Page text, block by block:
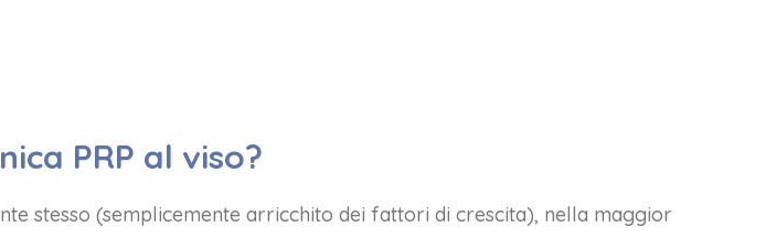
PRP al viso?
stesso (semplicemente arricchito dei fattori di crescita), nella maggior